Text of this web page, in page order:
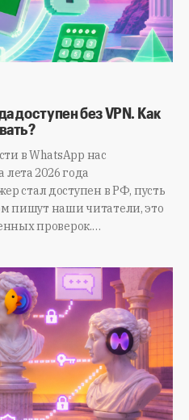
доступен без VPN. Как
в WhatsApp нас
лета 2026 года
стал доступен в РФ, пусть
пишут наши читатели, это
проверок.…